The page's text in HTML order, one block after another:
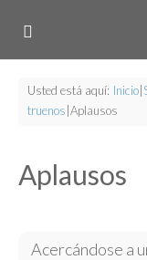
Usted está aquí: Inicio
truenos Aplausos
Aplausos
Acercándose a